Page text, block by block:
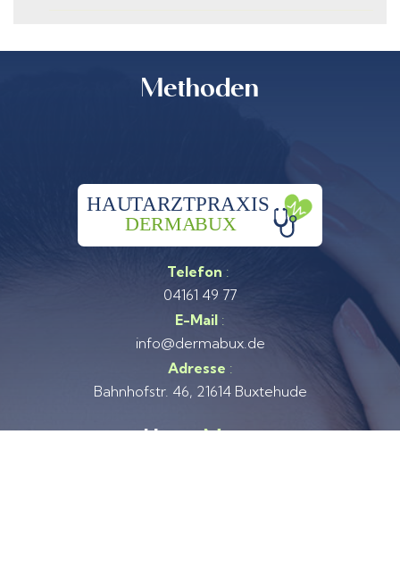
Behandlungen
Methoden
and more...
Telefon :
04161 49 77
E-Mail :
info@dermabux.de
Adresse :
Bahnhofstr. 46, 21614 Buxtehude
HauptMenu